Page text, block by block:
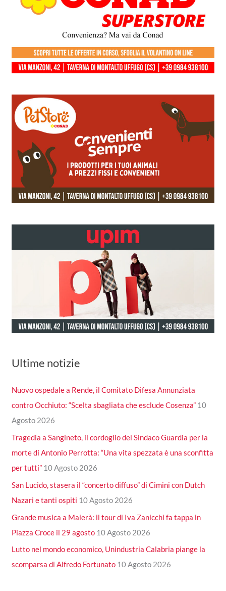
Ultime notizie
Nuovo ospedale a Rende, il Comitato Difesa Annunziata
contro Occhiuto: “Scelta sbagliata che esclude Cosenza” 10
Agosto 2026
Tragedia a Sangineto, il cordoglio del Sindaco Guardia per la
morte di Antonio Perrotta: “Una vita spezzata è una sconfitta
per tutti” 10 Agosto 2026
San Lucido, stasera il “concerto diffuso” di Cimini con Dutch
Nazari e tanti ospiti 10 Agosto 2026
Grande musica a Maierà: il tour di Iva Zanicchi fa tappa in
Piazza Croce il 29 agosto 10 Agosto 2026
Lutto nel mondo economico, Unindustria Calabria piange la
scomparsa di Alfredo Fortunato 10 Agosto 2026